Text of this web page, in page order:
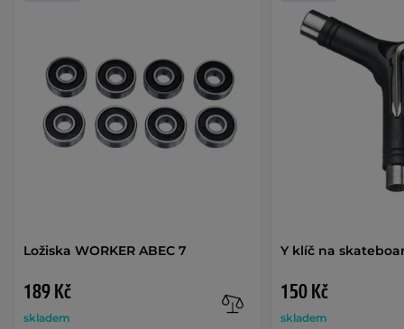
Ložiska WORKER ABEC 7
189 Kč
skladem
Y klíč na
150 Kč
skladem